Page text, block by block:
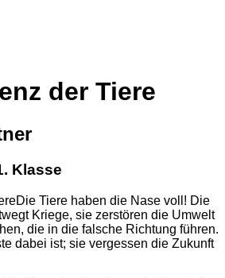
der Tiere
Klasse
Die Tiere haben die Nase voll! Die
Kriege, sie zerstören die Umwelt
die in die falsche Richtung führen.
dabei ist; sie vergessen die Zukunft